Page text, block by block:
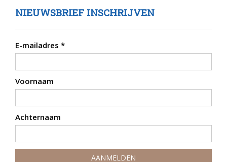
NIEUWSBRIEF INSCHRIJVEN
E-mailadres *
Voornaam
Achternaam